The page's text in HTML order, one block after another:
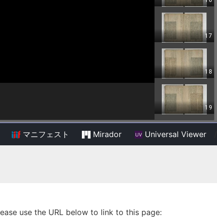
マニフェスト Mirador Universal Viewer
use the URL below to link to this page: